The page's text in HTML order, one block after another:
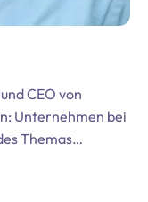
CEO von
Unternehmen bei
Themas
Er bringt
in der